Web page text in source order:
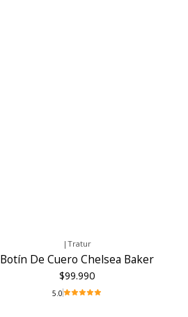
| Tratur
Botín De Cuero Chelsea Baker
$99.990
5.0